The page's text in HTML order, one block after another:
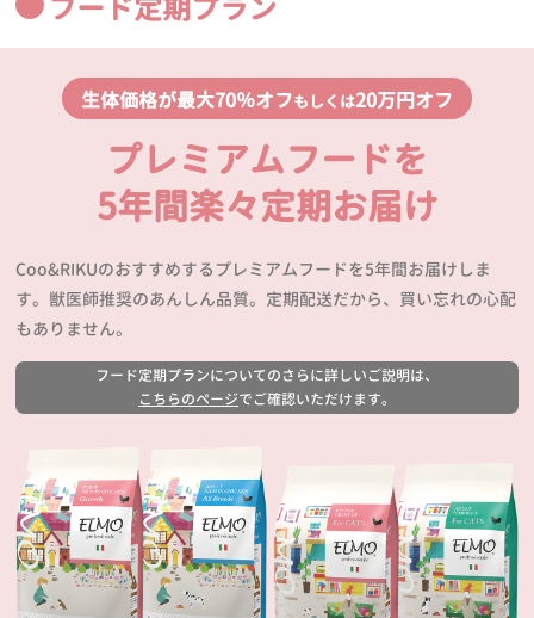
フード定期プラン
生体価格が最大70％オフもしくは20万円オフ
プレミアムフードを
5年間楽々定期お届け
Coo&RIKUのおすすめするプレミアムフードを5年間お届けしま
す。獣医師推奨のあんしん品質。定期配送だから、買い忘れの心配
もありません。
フード定期プランについてのさらに詳しいご説明は、
こちらのページでご確認いただけます。